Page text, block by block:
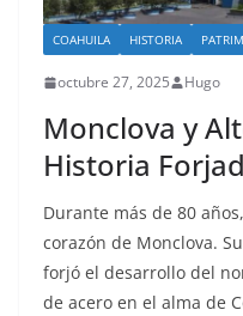
COAHUILA HISTORIA
octubre 27, 2025 Hugo
Monclova y
Historia
Durante más de 80
corazón de Monclova.
forjó el desarrollo del
de acero en el alma de